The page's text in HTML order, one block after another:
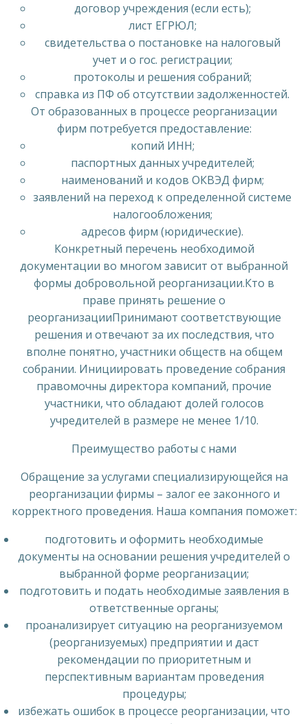
договор учреждения (если есть);
лист ЕГРЮЛ;
свидетельства о постановке на налоговый
учет и о гос. регистрации;
протоколы и решения собраний;
справка из ПФ об отсутствии задолженностей.
От образованных в процессе реорганизации
фирм потребуется предоставление:
копий ИНН;
паспортных данных учредителей;
наименований и кодов ОКВЭД фирм;
заявлений на переход к определенной системе
налогообложения;
адресов фирм (юридические).
Конкретный перечень необходимой
документации во многом зависит от выбранной
формы добровольной реорганизации.Кто в
праве принять решение о
реорганизацииПринимают соответствующие
решения и отвечают за их последствия, что
вполне понятно, участники обществ на общем
собрании. Инициировать проведение собрания
правомочны директора компаний, прочие
участники, что обладают долей голосов
учредителей в размере не менее 1/10.
Преимущество работы с нами
Обращение за услугами специализирующейся на
реорганизации фирмы – залог ее законного и
корректного проведения. Наша компания поможет:
подготовить и оформить необходимые
документы на основании решения учредителей о
выбранной форме реорганизации;
подготовить и подать необходимые заявления в
ответственные органы;
проанализирует ситуацию на реорганизуемом
(реорганизуемых) предприятии и даст
рекомендации по приоритетным и
перспективным вариантам проведения
процедуры;
избежать ошибок в процессе реорганизации, что